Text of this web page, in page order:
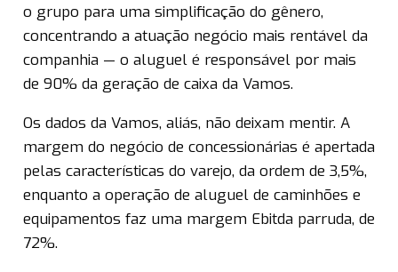
o grupo para uma simplificação do gênero,
concentrando a atuação negócio mais rentável da
companhia — o aluguel é responsável por mais
de 90% da geração de caixa da Vamos.
Os dados da Vamos, aliás, não deixam mentir. A
margem do negócio de concessionárias é apertada
pelas características do varejo, da ordem de 3,5%,
enquanto a operação de aluguel de caminhões e
equipamentos faz uma margem Ebitda parruda, de
72%.